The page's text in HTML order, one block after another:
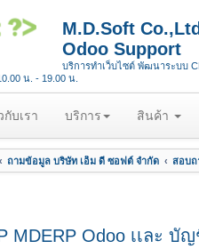
M.D.Soft
Odoo Support
บริการทำเว็บไซต์ พัฒนาระบบ
น. - 19.00 น.
กับเรา บริการ สินค้า
ถามข้อมูล บริษัท เอ็ม ดี ซอฟต์ จำกัด สอบถ
MDERP Odoo เเละ บั